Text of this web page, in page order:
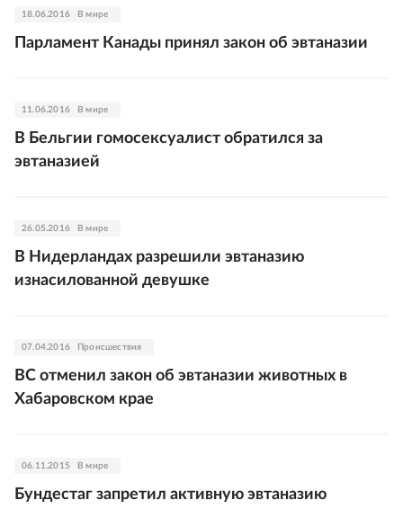
18.06.2016 В мире
Парламент Канады принял закон об эвтаназии
11.06.2016 В мире
В Бельгии гомосексуалист обратился за
эвтаназией
26.05.2016 В мире
В Нидерландах разрешили эвтаназию
изнасилованной девушке
07.04.2016 Происшествия
ВС отменил закон об эвтаназии животных в
Хабаровском крае
06.11.2015 В мире
Бундестаг запретил активную эвтаназию